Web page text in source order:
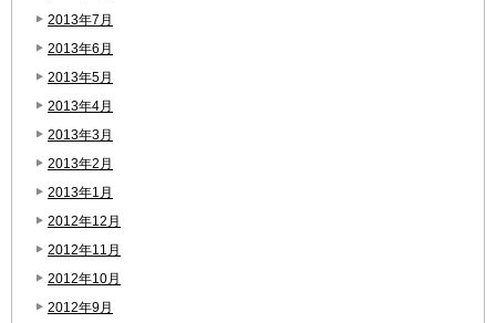
2013年7月
2013年6月
2013年5月
2013年4月
2013年3月
2013年2月
2013年1月
2012年12月
2012年11月
2012年10月
2012年9月